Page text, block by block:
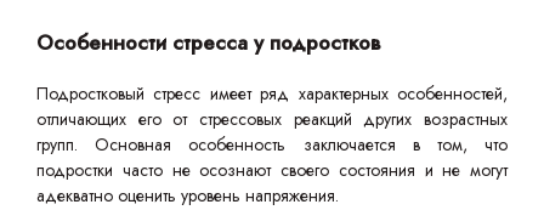
Особенности стресса у подростков
Подростковый стресс имеет ряд характерных особенностей,
отличающих его от стрессовых реакций других возрастных
групп. Основная особенность заключается в том, что
подростки часто не осознают своего состояния и не могут
адекватно оценить уровень напряжения.